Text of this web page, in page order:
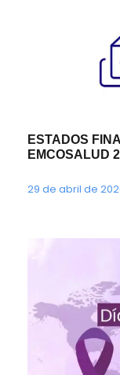
ESTADOS
EMCOSALUD
29 de abril de